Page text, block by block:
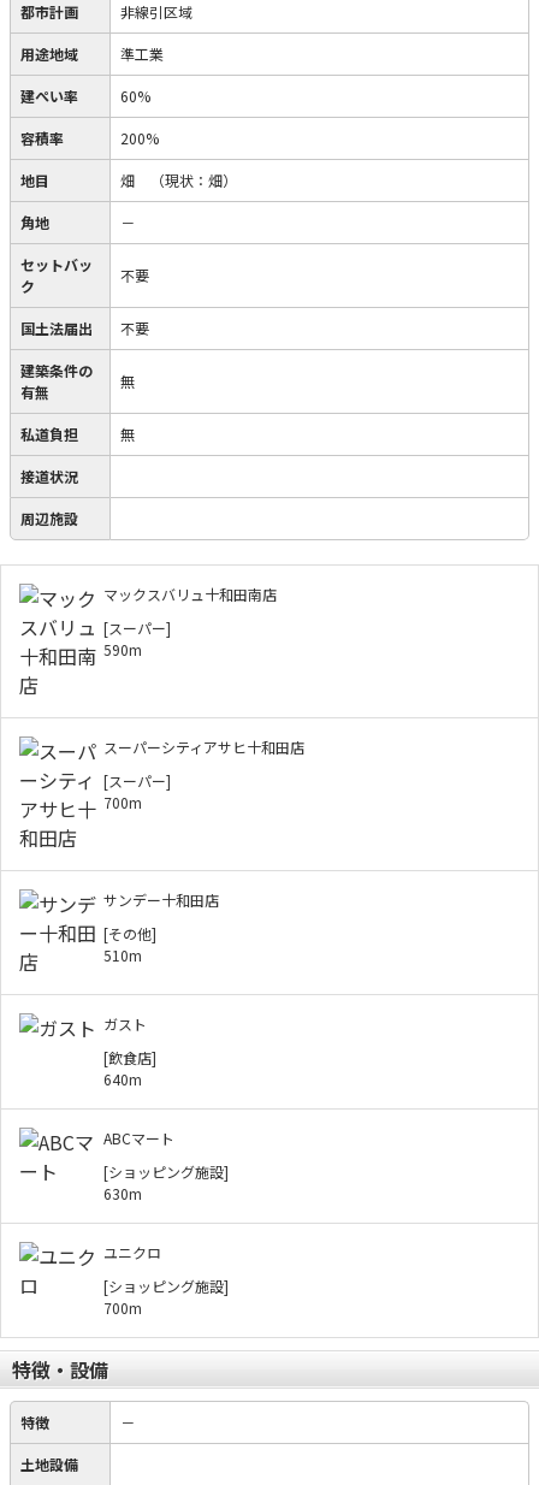
都市計画 非線引区域
用途地域 準工業
建ぺい率 60%
容積率 200%
地目 畑 （現状：畑）
角地 －
セットバッ
ク
不要
国土法届出 不要
建築条件の
有無
無
私道負担 無
接道状況
周辺施設
マックスバリュ十和田南店
[スーパー]
590m
スーパーシティアサヒ十和田店
[スーパー]
700m
サンデー十和田店
[その他]
510m
ガスト
[飲食店]
640m
ABCマート
[ショッピング施設]
630m
ユニクロ
[ショッピング施設]
700m
特徴・設備
特徴 －
土地設備